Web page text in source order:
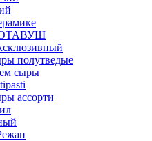
полутведые
сыры
ассорти